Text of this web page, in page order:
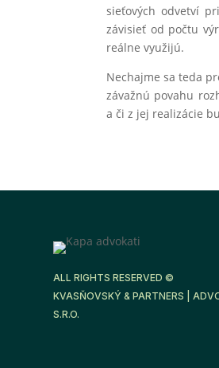
sieťových odvetví
závisieť od počtu
reálne využijú.
Nechajme sa teda
závažnú povahu
a či z jej realizácie
ALL RIGHTS RESERVED ©
KVASŇOVSKÝ & PARTNERS |
S.R.O.